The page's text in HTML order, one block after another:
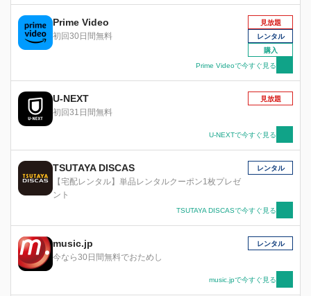
女ジウ(キム・ヒャンギ)を証人として立たせよう
とする。自身だけの世界に入り込み、意思疎通が
難しいジウ。スノは事件当日に目撃したことを聞
くためにジウのもとを訪れるが、まともにあいさ
つもできない。だが、あの日のことを聞き出すた
めにジウと心を通わせていく努力をするスノ。少
で弁護士と証人として向き合うことになり…。
Prime Video
初回30日間無料
見放題
レンタル
購入
Prime Videoで今すぐ見る
U-NEXT
初回31日間無料
見放題
U-NEXTで今すぐ見る
TSUTAYA DISCAS
【宅配レンタル】単品レンタルクーポン1枚プレゼ
ント
レンタル
TSUTAYA DISCASで今すぐ見る
music.jp
今なら30日間無料でおためし
レンタル
music.jpで今すぐ見る